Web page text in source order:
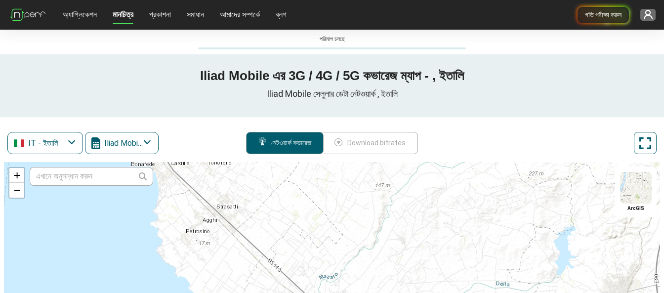
গতি পরীক্ষা করুন
অ্যাপ্লিকেশন মানচিত্র প্রকাশনা সমাধান আমাদের সম্পর্কে ব্লগ
পরিমাপ চলছে
Iliad Mobile এর 3G / 4G / 5G কভারেজ ম্যাপ - , ইতালি
Iliad Mobile সেলুলার ডেটা নেটওয়ার্ক , ইতালি
IT - ইতালি Iliad Mobile নেটওয়ার্ক কভারেজ Download bitrates
+
−
ArcGIS